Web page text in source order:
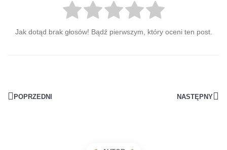
Jak dotąd brak głosów! Bądź pierwszym, który oceni ten post.
POPRZEDNI NASTĘPNY